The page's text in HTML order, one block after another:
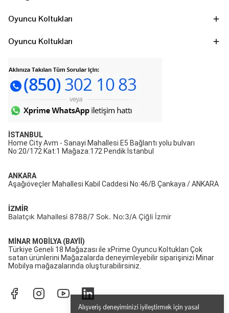
Alışveriş deneyiminizi iyileştirmek için yasal
Oyuncu Koltukları
Oyuncu Koltukları
İSTANBUL
Home City Avm - Sanayi Mahallesi E5 Bağlantı yolu bulvarı
No:20/172 Kat:1 Mağaza:172 Pendik İstanbul
ANKARA
Aşağıöveçler Mahallesi Kabil Caddesi No:46/B Çankaya / ANKARA
İZMİR
Balatçık Mahallesi 8788/7 Sok. No:3/A Çiğli İzmir
MİNAR MOBİLYA (BAYİİ)
Türkiye Geneli 18 Mağazası ile xPrime Oyuncu Koltukları Çok
satan ürünlerini Mağazalarda deneyimleyebilir siparişinizi Minar
Mobilya mağazalarında oluşturabilirsiniz.